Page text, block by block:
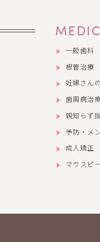
一般歯科
根管治療
妊婦さん
歯周病治
親知らず
予防・メ
成人矯正
マウスピ